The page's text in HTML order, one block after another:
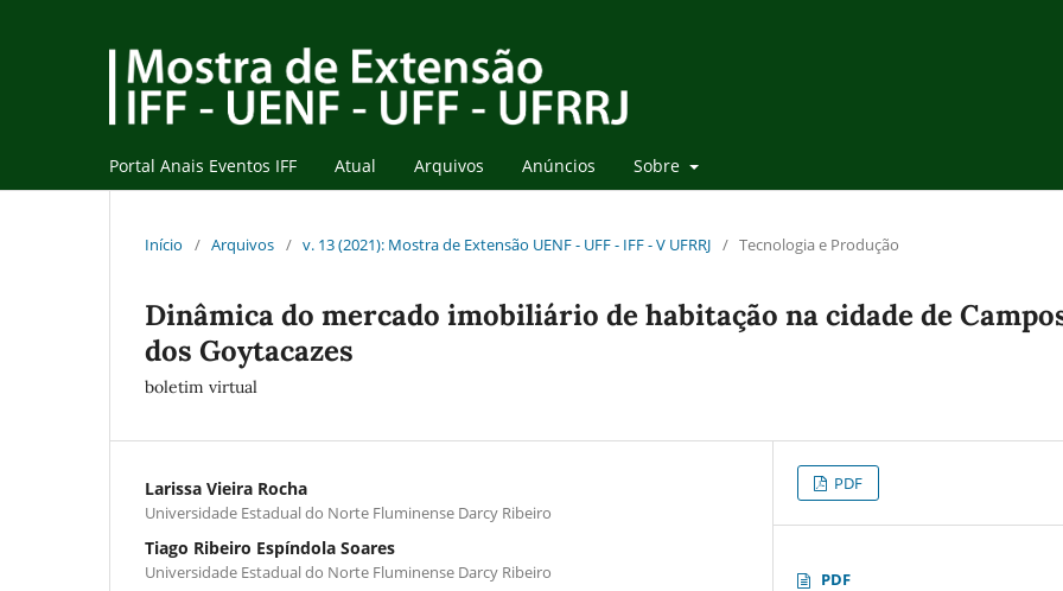
Portal Anais Eventos IFF Atual Arquivos Anúncios Sobre
Início / Arquivos / v. 13 (2021): Mostra de Extensão UENF - UFF - IFF - V UFRRJ / Tecnologia e Produção
Dinâmica do mercado imobiliário de habitação na cidade de
dos Goytacazes
boletim virtual
Larissa Vieira Rocha
Universidade Estadual do Norte Fluminense Darcy Ribeiro
Tiago Ribeiro Espíndola Soares
Universidade Estadual do Norte Fluminense Darcy Ribeiro
PDF
PDF